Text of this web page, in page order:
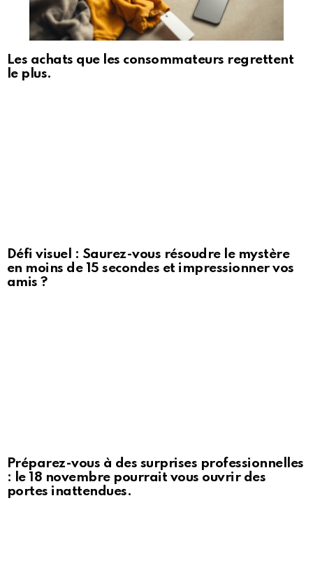
Les achats que les consommateurs regrettent
le plus.
Défi visuel : Saurez-vous résoudre le mystère
en moins de 15 secondes et impressionner vos
amis ?
Préparez-vous à des surprises professionnelles
: le 18 novembre pourrait vous ouvrir des
portes inattendues.